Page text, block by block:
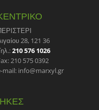
28, 121 36
210 576 1026
210 575 0392
mail: info@marxyl.gr